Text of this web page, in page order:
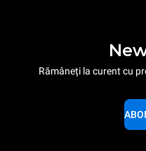
Rămâneți la curent cu